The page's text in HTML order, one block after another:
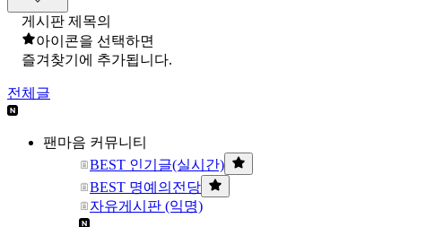
게시판 제목의
아이콘을 선택하면
즐겨찾기에 추가됩니다.
전체글
팬마음 커뮤니티
BEST 인기글(실시간)
BEST 명예의전당
자유게시판 (익명)